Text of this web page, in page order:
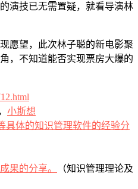
演技已无需置疑，就看导演林
愿望，此次林子聪的新电影聚
，不知道能否实现票房大爆的
小斯想
（知识管理理论及